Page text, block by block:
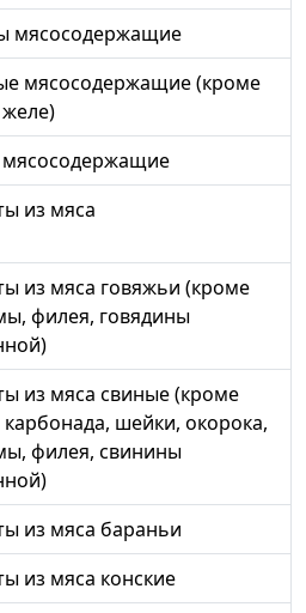
мясосодержащие
мясосодержащие (кроме
из мяса
из мяса говяжьи (кроме
филея, говядины
из мяса свиные (кроме
шейки, окорока,
филея, свинины
из мяса бараньи
из мяса конские